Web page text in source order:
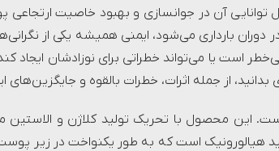
توانایی آن در جوانسازی و بهبود خاصیت
بارداری می‌شود، ایمنی همیشه یکی از
است یا می‌تواند خطراتی برای نوزادشان ایجاد
بدانید، از جمله اثرات، خطرات بالقوه و
این محصول با تحریک تولید کلاژن و
هیالورونیک است که به طور یکنواخت در زیر